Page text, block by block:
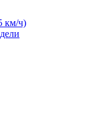
км/ч)